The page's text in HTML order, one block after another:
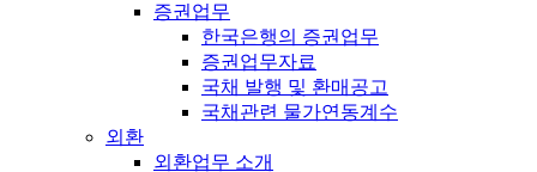
증권업무
한국은행의 증권업무
증권업무자료
국채 발행 및 환매공고
국채관련 물가연동계수
외환
외환업무 소개